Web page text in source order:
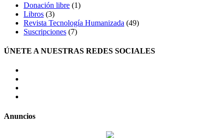
Donación libre (1)
Libros (3)
Revista Tecnología Humanizada (49)
Suscripciones (7)
ÚNETE A NUESTRAS REDES SOCIALES
Anuncios